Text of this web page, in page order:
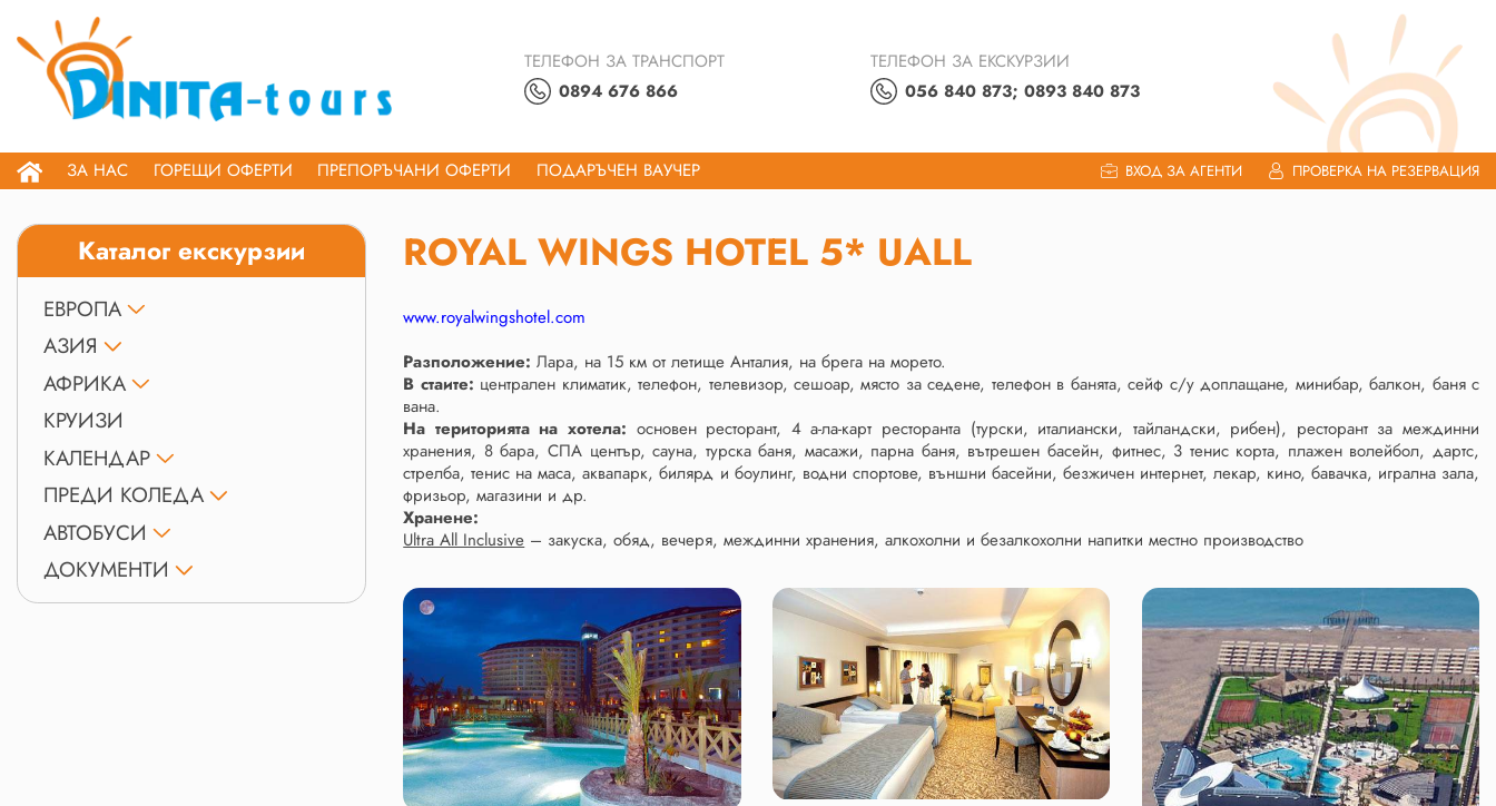
ТЕЛЕФОН ЗА ТРАНСПОРТ
0894 676 866
ТЕЛЕФОН ЗА ЕКСКУРЗИИ
056 840 873; 0893 840 873
ЗА НАС ГОРЕЩИ ОФЕРТИ ПРЕПОРЪЧАНИ ОФЕРТИ ПОДАРЪЧЕН ВАУЧЕР ВХОД ЗА АГЕНТИ ПРОВЕРКА НА РЕЗЕРВАЦИЯ
Каталог екскурзии
ЕВРОПА
АЗИЯ
АФРИКА
КРУИЗИ
КАЛЕНДАР
ПРЕДИ КОЛЕДА
АВТОБУСИ
ДОКУМЕНТИ
ROYAL WINGS HOTEL 5* UALL
www.royalwingshotel.com
Разположение:Лара, на 15 км от летище Анталия, на брега на морето.
В стаите: централен климатик, телефон, телевизор, сешоар, място за седене, телефон в банята, сейф с/у доплащане, минибар, балкон, баня с
вана.
На територията на хотела: основен ресторант, 4 а-ла-карт ресторанта (турски, италиански, тайландски, рибен), ресторант за междинни
хранения, 8 бара, СПА център, сауна, турска баня, масажи, парна баня, вътрешен басейн, фитнес, 3 тенис корта, плажен волейбол, дартс,
стрелба, тенис на маса, аквапарк, билярд и боулинг, водни спортове, външни басейни, безжичен интернет, лекар, кино, бавачка, игрална зала,
фризьор, магазини и др.
Хранене:
Ultra All Inclusive – закуска, обяд, вечеря, междинни хранения, алкохолни и безалкохолни напитки местно производство